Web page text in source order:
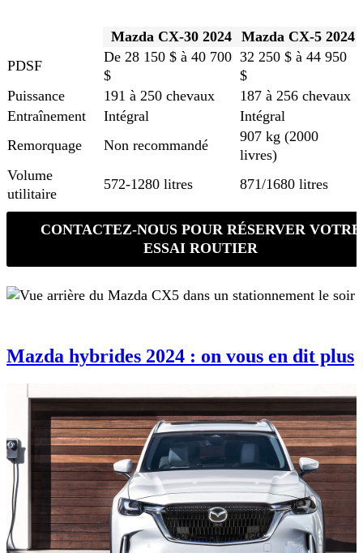
Mazda CX-30 2024
Mazda CX-5 2024
PDSF
De 28 150 $ à 40 700
$
32 250 $ à 44 950
$
Puissance
191 à 250 chevaux
187 à 256 chevaux
Entraînement
Intégral
Intégral
Remorquage
Non recommandé
907 kg (2000
livres)
Volume
utilitaire
572-1280 litres 871/1680 litres
CONTACTEZ-NOUS POUR RÉSERVER VOTRE
ESSAI ROUTIER
Mazda hybrides 2024 : on vous en dit plus